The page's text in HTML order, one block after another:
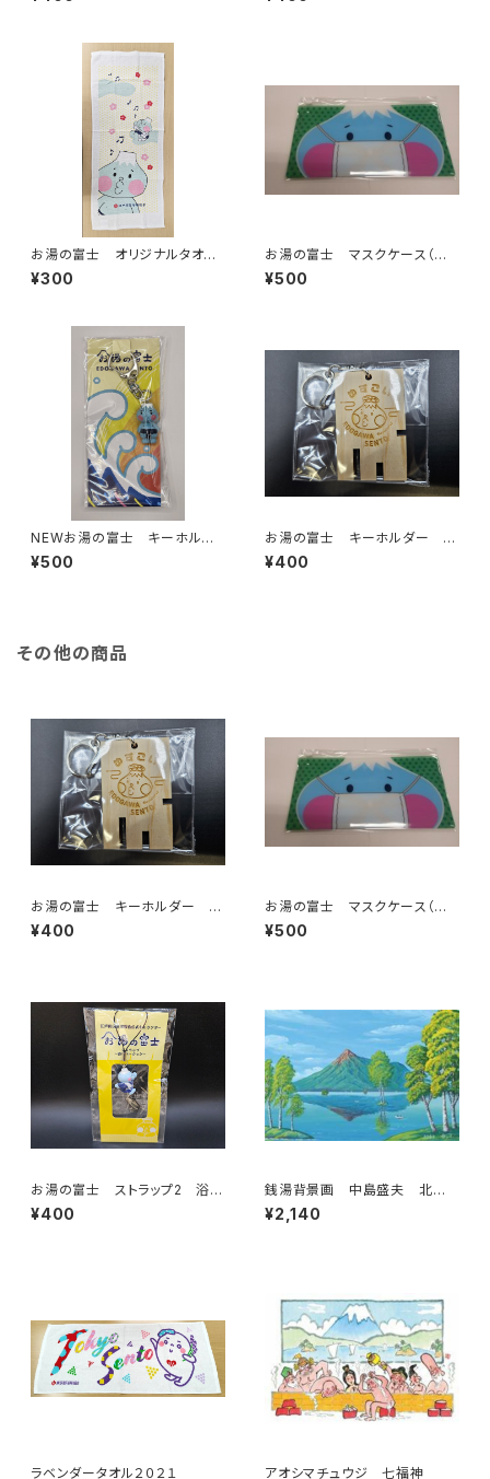
お湯の富士 オリジナルタオル
２（江戸川区浴場組合）
¥300
お湯の富士 マスクケース（江
戸川区浴場組合）
¥500
NEWお湯の富士 キーホルダ
ー （江戸川浴場組合）
¥500
お湯の富士 キーホルダー 下
駄箱鍵（江戸川区浴場組合）
¥400
その他の商品
お湯の富士 キーホルダー 下
駄箱鍵（江戸川区浴場組合）
¥400
お湯の富士 マスクケース（江
戸川区浴場組合）
¥500
お湯の富士 ストラップ2 浴衣
バージョン（江戸川浴場組合）
¥400
銭湯背景画 中島盛夫 北海
道駒ケ岳
¥2,140
ラベンダータオル２０２１ アオシマチュウジ 七福神